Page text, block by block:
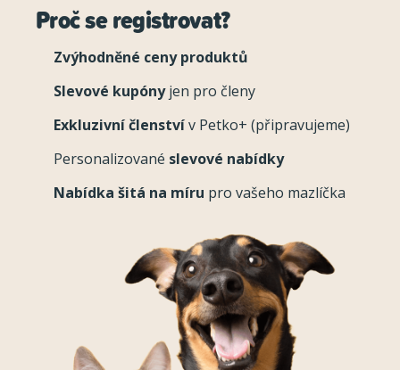
Proč se registrovat?
Zvýhodněné ceny produktů
Slevové kupónyjen pro členy
Exkluzivní členstvív Petko+ (připravujeme)
Personalizované slevové nabídky
Nabídka šitá na míru pro vašeho mazlíčka